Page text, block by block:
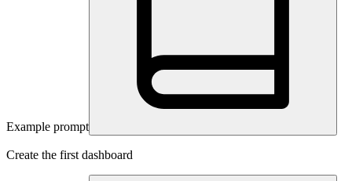
Example prompt
Create the first dashboard